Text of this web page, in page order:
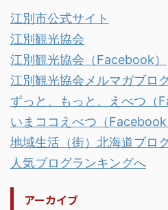
江別市公式サイト
江別観光協会
江別観光協会（Facebook）
江別観光協会メルマガブロ
ずっと、もっと、えべつ（
いまココえべつ（Facebook
地域生活（街）北海道ブロ
人気ブログランキングへ
アーカイブ